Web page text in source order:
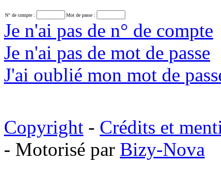
N° de compte : Mot de passe :
Je n'ai pas de n° de compte
Je n'ai pas de mot de passe
J'ai oublié mon mot de
Copyright - Crédits et
- Motorisé par Bizy-Nova